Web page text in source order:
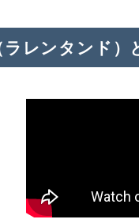
レンタンド）